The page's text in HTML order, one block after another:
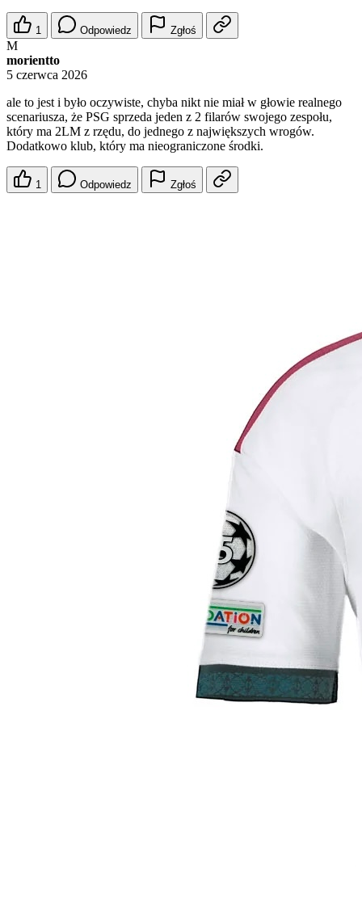
1 Odpowiedz Zgłoś
M
morientto
5 czerwca 2026
ale to jest i było oczywiste, chyba nikt nie miał w głowie realnego
scenariusza, że PSG sprzeda jeden z 2 filarów swojego zespołu,
który ma 2LM z rzędu, do jednego z największych wrogów.
Dodatkowo klub, który ma nieograniczone środki.
1 Odpowiedz Zgłoś